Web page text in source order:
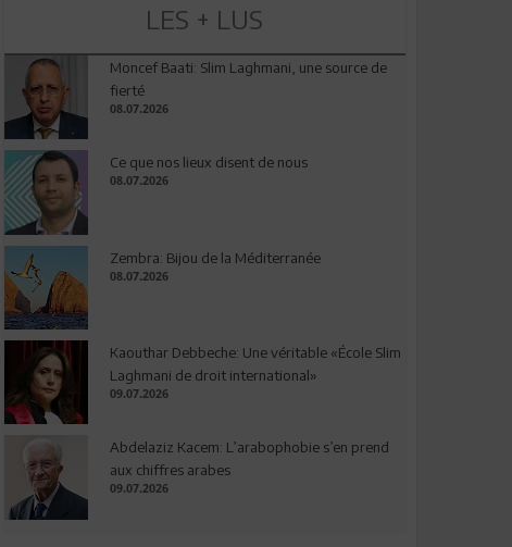
LES + LUS
Moncef Baati: Slim Laghmani, une source de
fierté
08.07.2026
Ce que nos lieux disent de nous
08.07.2026
Zembra: Bijou de la Méditerranée
08.07.2026
Kaouthar Debbeche: Une véritable «École Slim
Laghmani de droit international»
09.07.2026
Abdelaziz Kacem: L’arabophobie s’en prend
aux chiffres arabes
09.07.2026